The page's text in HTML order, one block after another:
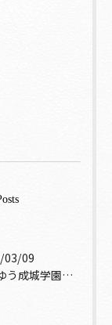
03/09
焼き鳥ゆう成城学園前店です！本日テーブル席おひとつ、カウンタ...